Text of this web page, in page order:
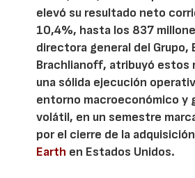
elevó su resultado neto
10,4%, hasta los 837
directora general del Grupo,
Brachlianoff, atribuyó estos
una sólida ejecución
entorno macroeconómico y
volátil, en un semestre
por el cierre de la
Earth en Estados Unidos.